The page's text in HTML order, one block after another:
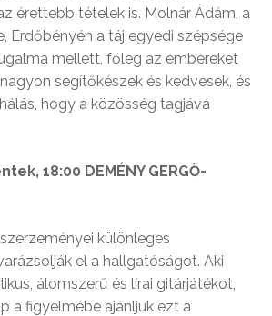
érettebb tételek is. Molnár Ádám, a
Erdőbényén a táj egyedi szépsége
mellett, főleg az embereket
segítőkészek és kedvesek, és
hogy a közösség tagjává
18:00 DEMÉNY GERGŐ-
különleges
el a hallgatóságot. Aki
álomszerű és lírai gitárjátékot,
a figyelmébe ajánljuk ezt a